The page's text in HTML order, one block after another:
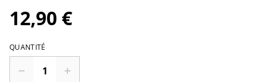
12,90 €
QUANTITÉ